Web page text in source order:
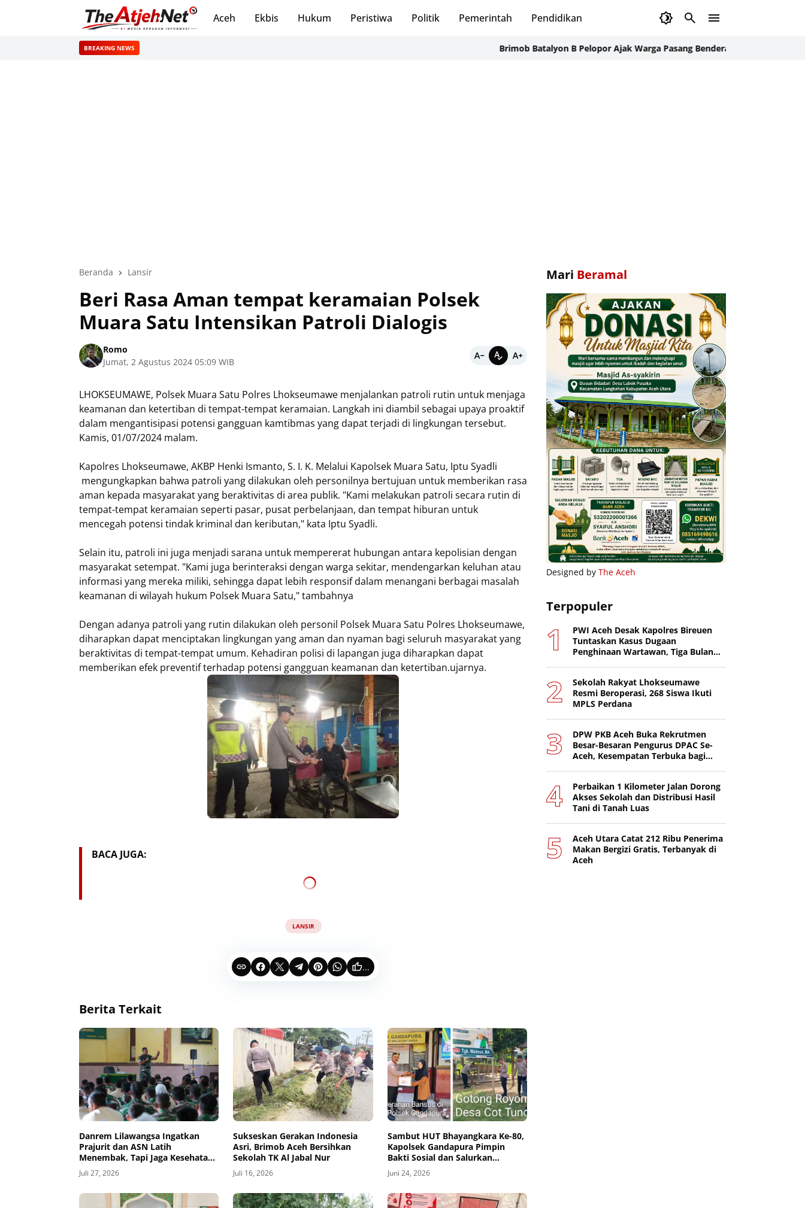
Aceh Ekbis Hukum Peristiwa Politik Pemerintah Pendidikan
BREAKING NEWS Brimob Batalyon B Pelopor Ajak Warga Pasang Bendera Merah Putih
Beranda Lansir
Beri Rasa Aman tempat keramaian Polsek
Muara Satu Intensikan Patroli Dialogis
Romo
Jumat, 2 Agustus 2024 05:09 WIB
LHOKSEUMAWE, Polsek Muara Satu Polres Lhokseumawe menjalankan patroli rutin untuk menjaga
keamanan dan ketertiban di tempat-tempat keramaian. Langkah ini diambil sebagai upaya proaktif
dalam mengantisipasi potensi gangguan kamtibmas yang dapat terjadi di lingkungan tersebut.
Kamis, 01/07/2024 malam.
Kapolres Lhokseumawe, AKBP Henki Ismanto, S. I. K. Melalui Kapolsek Muara Satu, Iptu Syadli
mengungkapkan bahwa patroli yang dilakukan oleh personilnya bertujuan untuk memberikan rasa
aman kepada masyarakat yang beraktivitas di area publik. "Kami melakukan patroli secara rutin di
tempat-tempat keramaian seperti pasar, pusat perbelanjaan, dan tempat hiburan untuk
mencegah potensi tindak kriminal dan keributan," kata Iptu Syadli.
Selain itu, patroli ini juga menjadi sarana untuk mempererat hubungan antara kepolisian dengan
masyarakat setempat. "Kami juga berinteraksi dengan warga sekitar, mendengarkan keluhan atau
informasi yang mereka miliki, sehingga dapat lebih responsif dalam menangani berbagai masalah
keamanan di wilayah hukum Polsek Muara Satu," tambahnya
Dengan adanya patroli yang rutin dilakukan oleh personil Polsek Muara Satu Polres Lhokseumawe,
diharapkan dapat menciptakan lingkungan yang aman dan nyaman bagi seluruh masyarakat yang
beraktivitas di tempat-tempat umum. Kehadiran polisi di lapangan juga diharapkan dapat
memberikan efek preventif terhadap potensi gangguan keamanan dan ketertiban.ujarnya.
BACA JUGA:
LANSIR
...
Berita Terkait
Danrem Lilawangsa Ingatkan
Prajurit dan ASN Latih
Menembak, Tapi Jaga Kesehatan
dan Hindari Pelanggaran
Juli 27, 2026
Sukseskan Gerakan Indonesia
Asri, Brimob Aceh Bersihkan
Sekolah TK Al Jabal Nur
Juli 16, 2026
Sambut HUT Bhayangkara Ke-80,
Kapolsek Gandapura Pimpin
Bakti Sosial dan Salurkan
Bantuan untuk Masyarakat
Juni 24, 2026
Mari Beramal
Designed by The Aceh
Terpopuler
PWI Aceh Desak Kapolres Bireuen
Tuntaskan Kasus Dugaan
Penghinaan Wartawan, Tiga Bulan
Sekolah Rakyat Lhokseumawe
Resmi Beroperasi, 268 Siswa Ikuti
MPLS Perdana
DPW PKB Aceh Buka Rekrutmen
Besar-Besaran Pengurus DPAC Se-
Aceh, Kesempatan Terbuka bagi
Perbaikan 1 Kilometer Jalan Dorong
Akses Sekolah dan Distribusi Hasil
Tani di Tanah Luas
Aceh Utara Catat 212 Ribu Penerima
Makan Bergizi Gratis, Terbanyak di
Aceh